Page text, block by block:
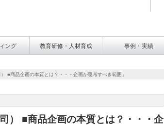
ング 教育研修・人材育成 事例・実績
品企画の本質とは？・・・企画が思考すべき範囲」
■商品企画の本質とは？・・・企